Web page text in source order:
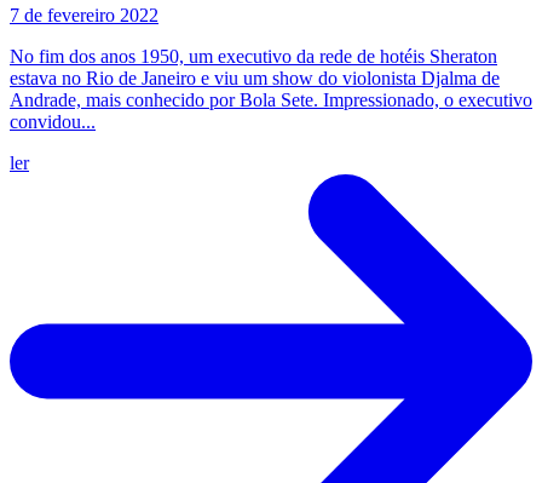
7 de fevereiro 2022
No fim dos anos 1950, um executivo da rede de hotéis Sheraton
estava no Rio de Janeiro e viu um show do violonista Djalma de
Andrade, mais conhecido por Bola Sete. Impressionado, o executivo
convidou...
ler